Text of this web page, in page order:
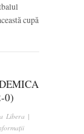
cupă
0)
Libera |